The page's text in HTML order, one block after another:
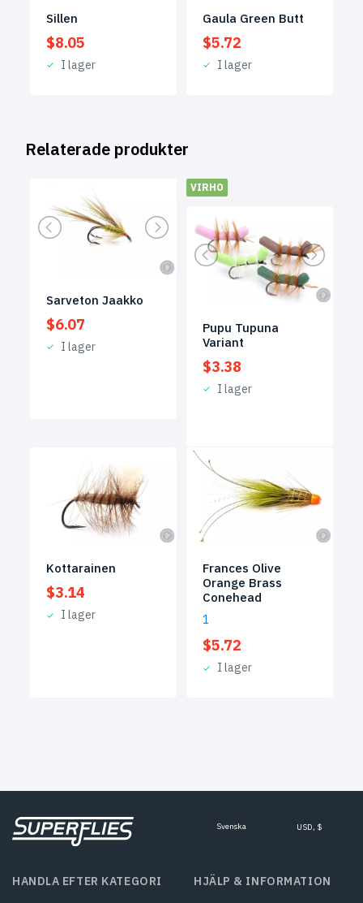
Sillen
$8.05
I lager
Gaula Green Butt
$5.72
I lager
Relaterade produkter
Sarveton Jaakko
$6.07
I lager
VIRHO
Pupu Tupuna
Variant
$3.38
I lager
Kottarainen
$3.14
I lager
Frances Olive
Orange Brass
Conehead
1
$5.72
I lager
Svenska USD, $
HANDLA EFTER KATEGORI
HJÄLP & INFORMATION